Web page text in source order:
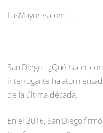
LasMayores.com | .
San Diego.- ¿Qué hacer
interrogante ha
de la última década.
En el 2016, San Diego